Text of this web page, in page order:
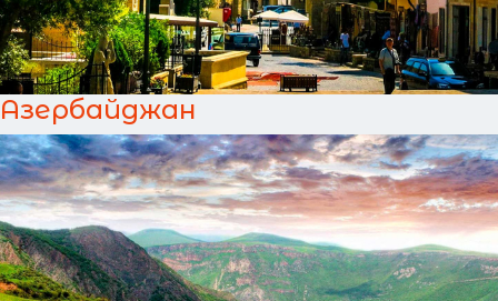
Азербайджан